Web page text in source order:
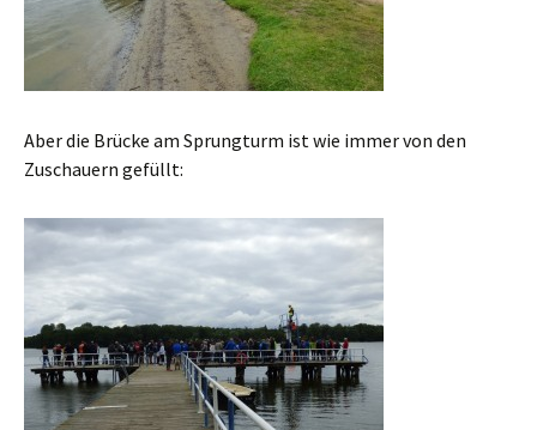
Aber die Brücke am Sprungturm ist wie immer von den
Zuschauern gefüllt: